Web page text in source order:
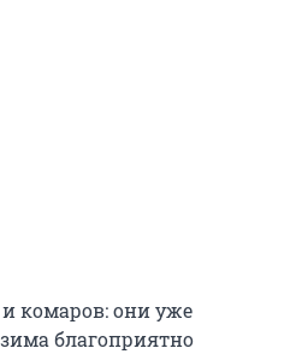
комаров: они уже
благоприятно